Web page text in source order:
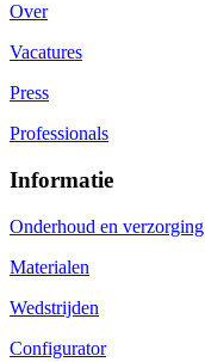
Over
Vacatures
Press
Professionals
Informatie
Onderhoud en verzorging
Materialen
Wedstrijden
Configurator